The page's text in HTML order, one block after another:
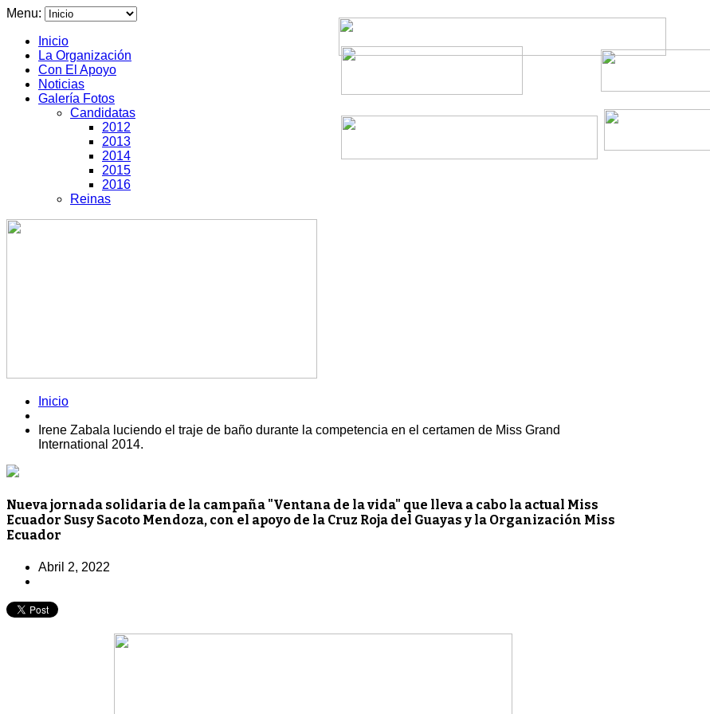
Menu:
Inicio
La Organización
Con El Apoyo
Noticias
Galería Fotos
Candidatas
2012
2013
2014
2015
2016
Reinas
Inicio
Irene Zabala luciendo el traje de baño durante la competencia en el certamen de Miss Grand
International 2014.
Nueva jornada solidaria de la campaña "Ventana de la vida" que lleva a cabo la actual Miss
Ecuador Susy Sacoto Mendoza, con el apoyo de la Cruz Roja del Guayas y la Organización Miss
Ecuador
Abril 2, 2022